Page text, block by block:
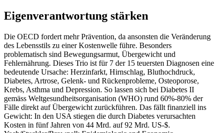
Eigenverantwortung stärken
Die OECD fordert mehr Prävention, da ansonsten die Veränderung
des Lebensstils zu einer Kostenwelle führe. Besonders
problematisch sind Bewegungsarmut, Übergewicht und
Fehlernährung. Dieses Trio ist für 7 der 15 teuersten Diagnosen eine
bedeutende Ursache: Herzinfarkt, Hirnschlag, Bluthochdruck,
Diabetes, Artrose, Gelenk- und Rückenprobleme, Osteoporose,
Krebs, Asthma und Depression. So lassen sich bei Diabetes II
gemäss Weltgesundheitsorganisation (WHO) rund 60%-80% der
Fälle direkt auf Übergewicht zurückführen. Das fällt finanziell ins
Gewicht: In den USA stiegen die durch Diabetes verursachten
Kosten in fünf Jahren von 44 Mrd. auf 92 Mrd. US-$.